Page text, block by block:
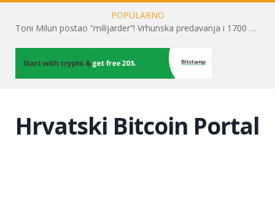
POPULARNO
Toni Milun postao “milijarder”! Vrhunska predavanja i 1700 posjetitelja obilježili su mjesec financijske pismenosti
Hrvatski Bitcoin Portal